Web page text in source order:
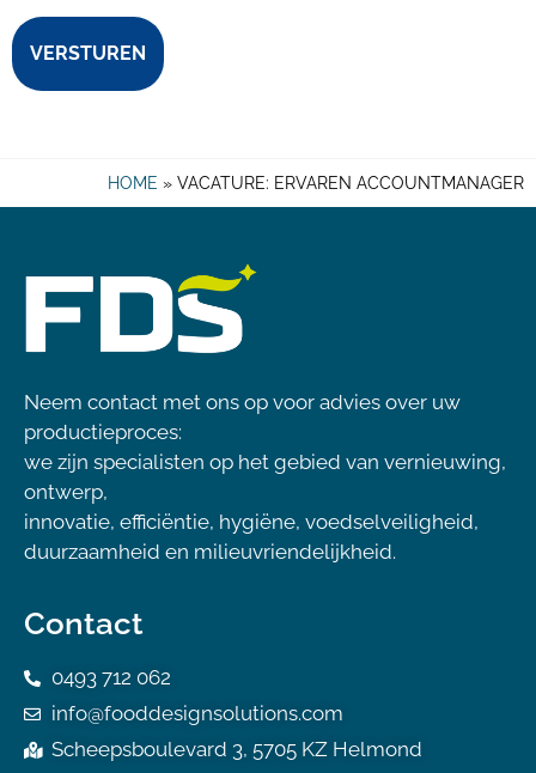
HOME » VACATURE: ERVAREN ACCOUNTMANAGER
Neem contact met ons op voor advies over uw
productieproces:
we zijn specialisten op het gebied van vernieuwing,
ontwerp,
innovatie, efficiëntie, hygiëne, voedselveiligheid,
duurzaamheid en milieuvriendelijkheid.
Contact
0493 712 062
info@fooddesignsolutions.com
Scheepsboulevard 3, 5705 KZ Helmond